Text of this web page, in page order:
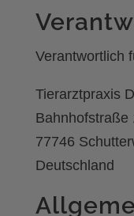
Verantwortlich
Tierarztpraxis
Bahnhofstraße
77746
Deutschland